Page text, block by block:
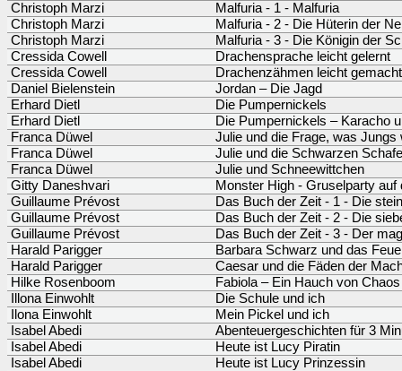
Christoph Marzi
Malfuria - 1 - Malfuria
Christoph Marzi
Malfuria - 2 - Die Hüterin der
Christoph Marzi
Malfuria - 3 - Die Königin der
Cressida Cowell
Drachensprache leicht gelernt
Cressida Cowell
Drachenzähmen leicht gemacht
Daniel Bielenstein
Jordan – Die Jagd
Erhard Dietl
Die Pumpernickels
Erhard Dietl
Die Pumpernickels – Karacho
Franca Düwel
Julie und die Frage, was Jungs
Franca Düwel
Julie und die Schwarzen Schafe
Franca Düwel
Julie und Schneewittchen
Gitty Daneshvari
Monster High - Gruselparty auf
Guillaume Prévost
Das Buch der Zeit - 1 - Die
Guillaume Prévost
Das Buch der Zeit - 2 - Die
Guillaume Prévost
Das Buch der Zeit - 3 - Der
Harald Parigger
Barbara Schwarz und das
Harald Parigger
Caesar und die Fäden der
Hilke Rosenboom
Fabiola – Ein Hauch von Chaos
Illona Einwohlt
Die Schule und ich
Ilona Einwohlt
Mein Pickel und ich
Isabel Abedi
Abenteuergeschichten für 3
Isabel Abedi
Heute ist Lucy Piratin
Isabel Abedi
Heute ist Lucy Prinzessin